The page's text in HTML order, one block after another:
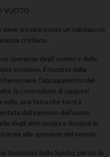
VUOTO
deve trovare posto un calcinaccio
cristiana.
speranze degli uomini e delle
interiore, il riscatto dalla
l’appagamento del
la costruzione di rapporti
odio, una terra che torni a
dall’egoismo dell’uomo.
degli altri uomini e dunque le
alle speranze del mondo.
testimoni dello Spirito, perciò la